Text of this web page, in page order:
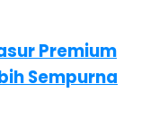
Premium
Sempurna